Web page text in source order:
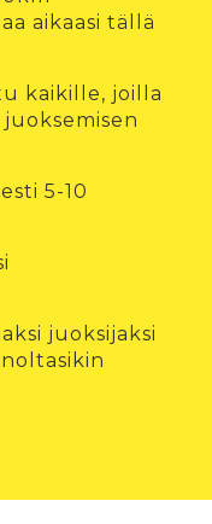
aikaasi tällä
kaikille, joilla
5-10
juoksijaksi